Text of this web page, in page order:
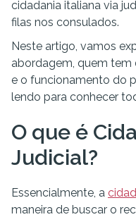
cidadania italiana via
filas nos consulados.
Neste artigo, vamos
abordagem, quem tem
e o funcionamento do
lendo para conhecer
O que é
Judicial?
Essencialmente, a
maneira de buscar o